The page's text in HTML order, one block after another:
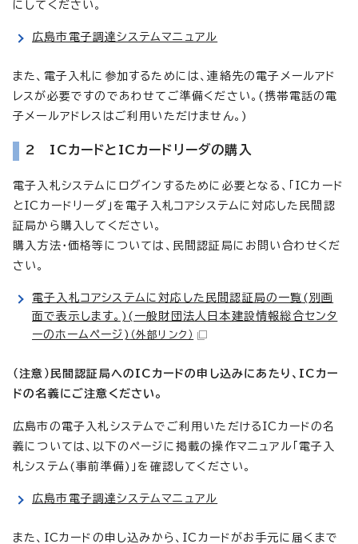
にしてください。
広島市電子調達システムマニュアル
また、電子入札に参加するためには、連絡先の電子メールアド
レスが必要ですのであわせてご準備ください。(携帯電話の電
子メールアドレスはご利用いただけません。)
2 ICカードとICカードリーダの購入
電子入札システムにログインするために必要となる、「ICカード
とICカードリーダ」を電子入札コアシステムに対応した民間認
証局から購入してください。
購入方法・価格等については、民間認証局にお問い合わせくだ
さい。
電子入札コアシステムに対応した民間認証局の一覧(別画
面で表示します。)(一般財団法人日本建設情報総合センタ
ーのホームページ) （外部リンク）
（注意）民間認証局へのICカードの申し込みにあたり、ICカー
ドの名義にご注意ください。
広島市の電子入札システムでご利用いただけるICカードの名
義については、以下のページに掲載の操作マニュアル「電子入
札システム(事前準備)」を確認してください。
広島市電子調達システムマニュアル
また、ICカードの申し込みから、ICカードがお手元に届くまで